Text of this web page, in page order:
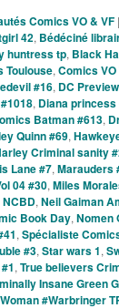
Comics VO & VF |
42, Bédéciné
huntress tp, Black
Toulouse, Comics
#16, DC
, Diana
Batman #613,
Quinn #69,
Criminal sanity
Lane #7, Marauders
04 #30, Miles
NCBD, Neil Gaiman
Book Day, Nomen
, Spécialiste
#3, Star wars 1,
, True believers
Insane Green
#Warbringer